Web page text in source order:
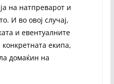
на натпреварот и
И во овој случај,
и евентуалните
екипа,
домаќин на